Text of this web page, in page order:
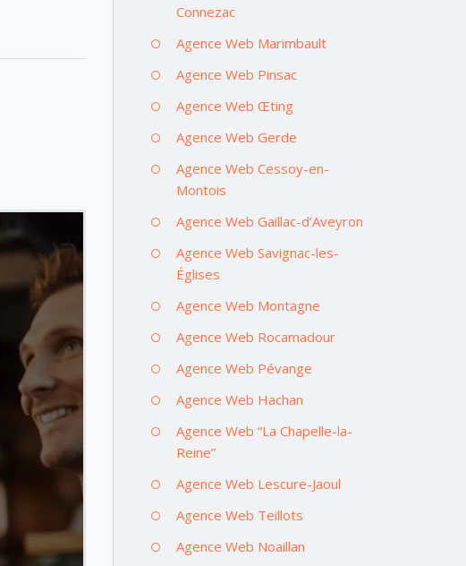
Connezac
Agence Web Marimbault
Agence Web Pinsac
Agence Web Œting
Agence Web Gerde
Agence Web Cessoy-en-
Montois
Agence Web Gaillac-d’Aveyron
Agence Web Savignac-les-
Églises
Agence Web Montagne
Agence Web Rocamadour
Agence Web Pévange
Agence Web Hachan
Agence Web “La Chapelle-la-
Reine”
Agence Web Lescure-Jaoul
Agence Web Teillots
Agence Web Noaillan